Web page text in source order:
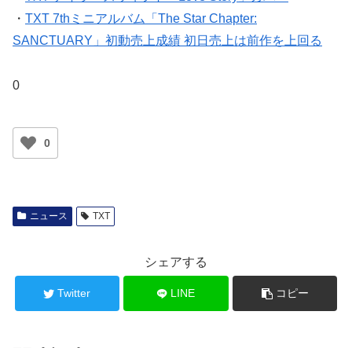
TXT テイラースウィフト「Love Story」カバー
TXT 7thミニアルバム「The Star Chapter:
SANCTUARY」初動売上成績 初日売上は前作を上回る
0
0
ニュース TXT
シェアする
Twitter LINE コピー